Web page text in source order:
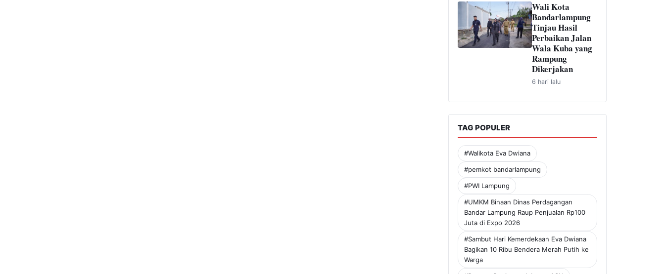
Wali Kota
Bandarlampung
Tinjau Hasil
Perbaikan Jalan
Wala Kuba yang
Rampung
Dikerjakan
6 hari lalu
TAG POPULER
#Walikota Eva Dwiana
#pemkot bandarlampung
#PWI Lampung
#UMKM Binaan Dinas Perdagangan
Bandar Lampung Raup Penjualan Rp100
Juta di Expo 2026
#Sambut Hari Kemerdekaan Eva Dwiana
Bagikan 10 Ribu Bendera Merah Putih ke
Warga